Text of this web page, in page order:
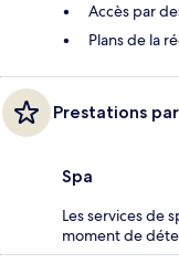
Accès par
Plans de la
Prestations
Spa
Les services de
moment de